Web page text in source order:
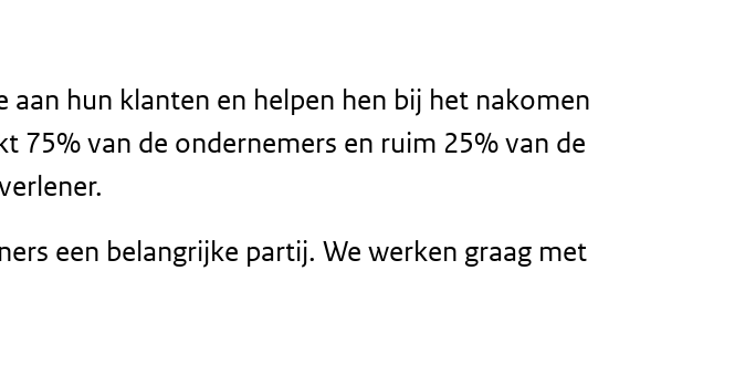
hun klanten en helpen hen bij het nakomen
75% van de ondernemers en ruim 25% van de
een belangrijke partij. We werken graag met